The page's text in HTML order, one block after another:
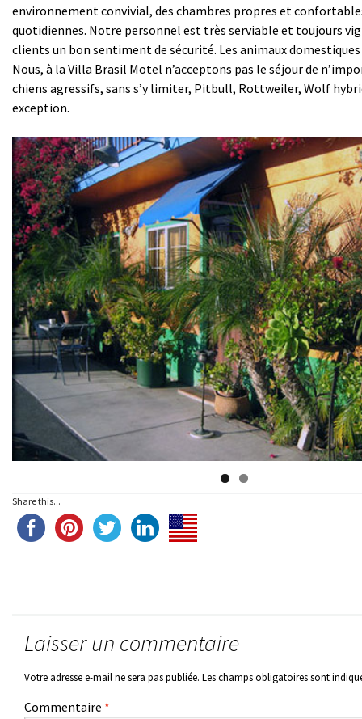
environnement convivial, des chambres propres et
quotidiennes. Notre personnel est très serviable et toujours
clients un bon sentiment de sécurité. Les animaux
Nous, à la Villa Brasil Motel n’acceptons pas le séjour de
chiens agressifs, sans s’y limiter, Pitbull, Rottweiler, Wolf
exception.
Share this...
Laisser un commentaire
Votre adresse e-mail ne sera pas publiée. Les champs obligatoires sont
Commentaire *